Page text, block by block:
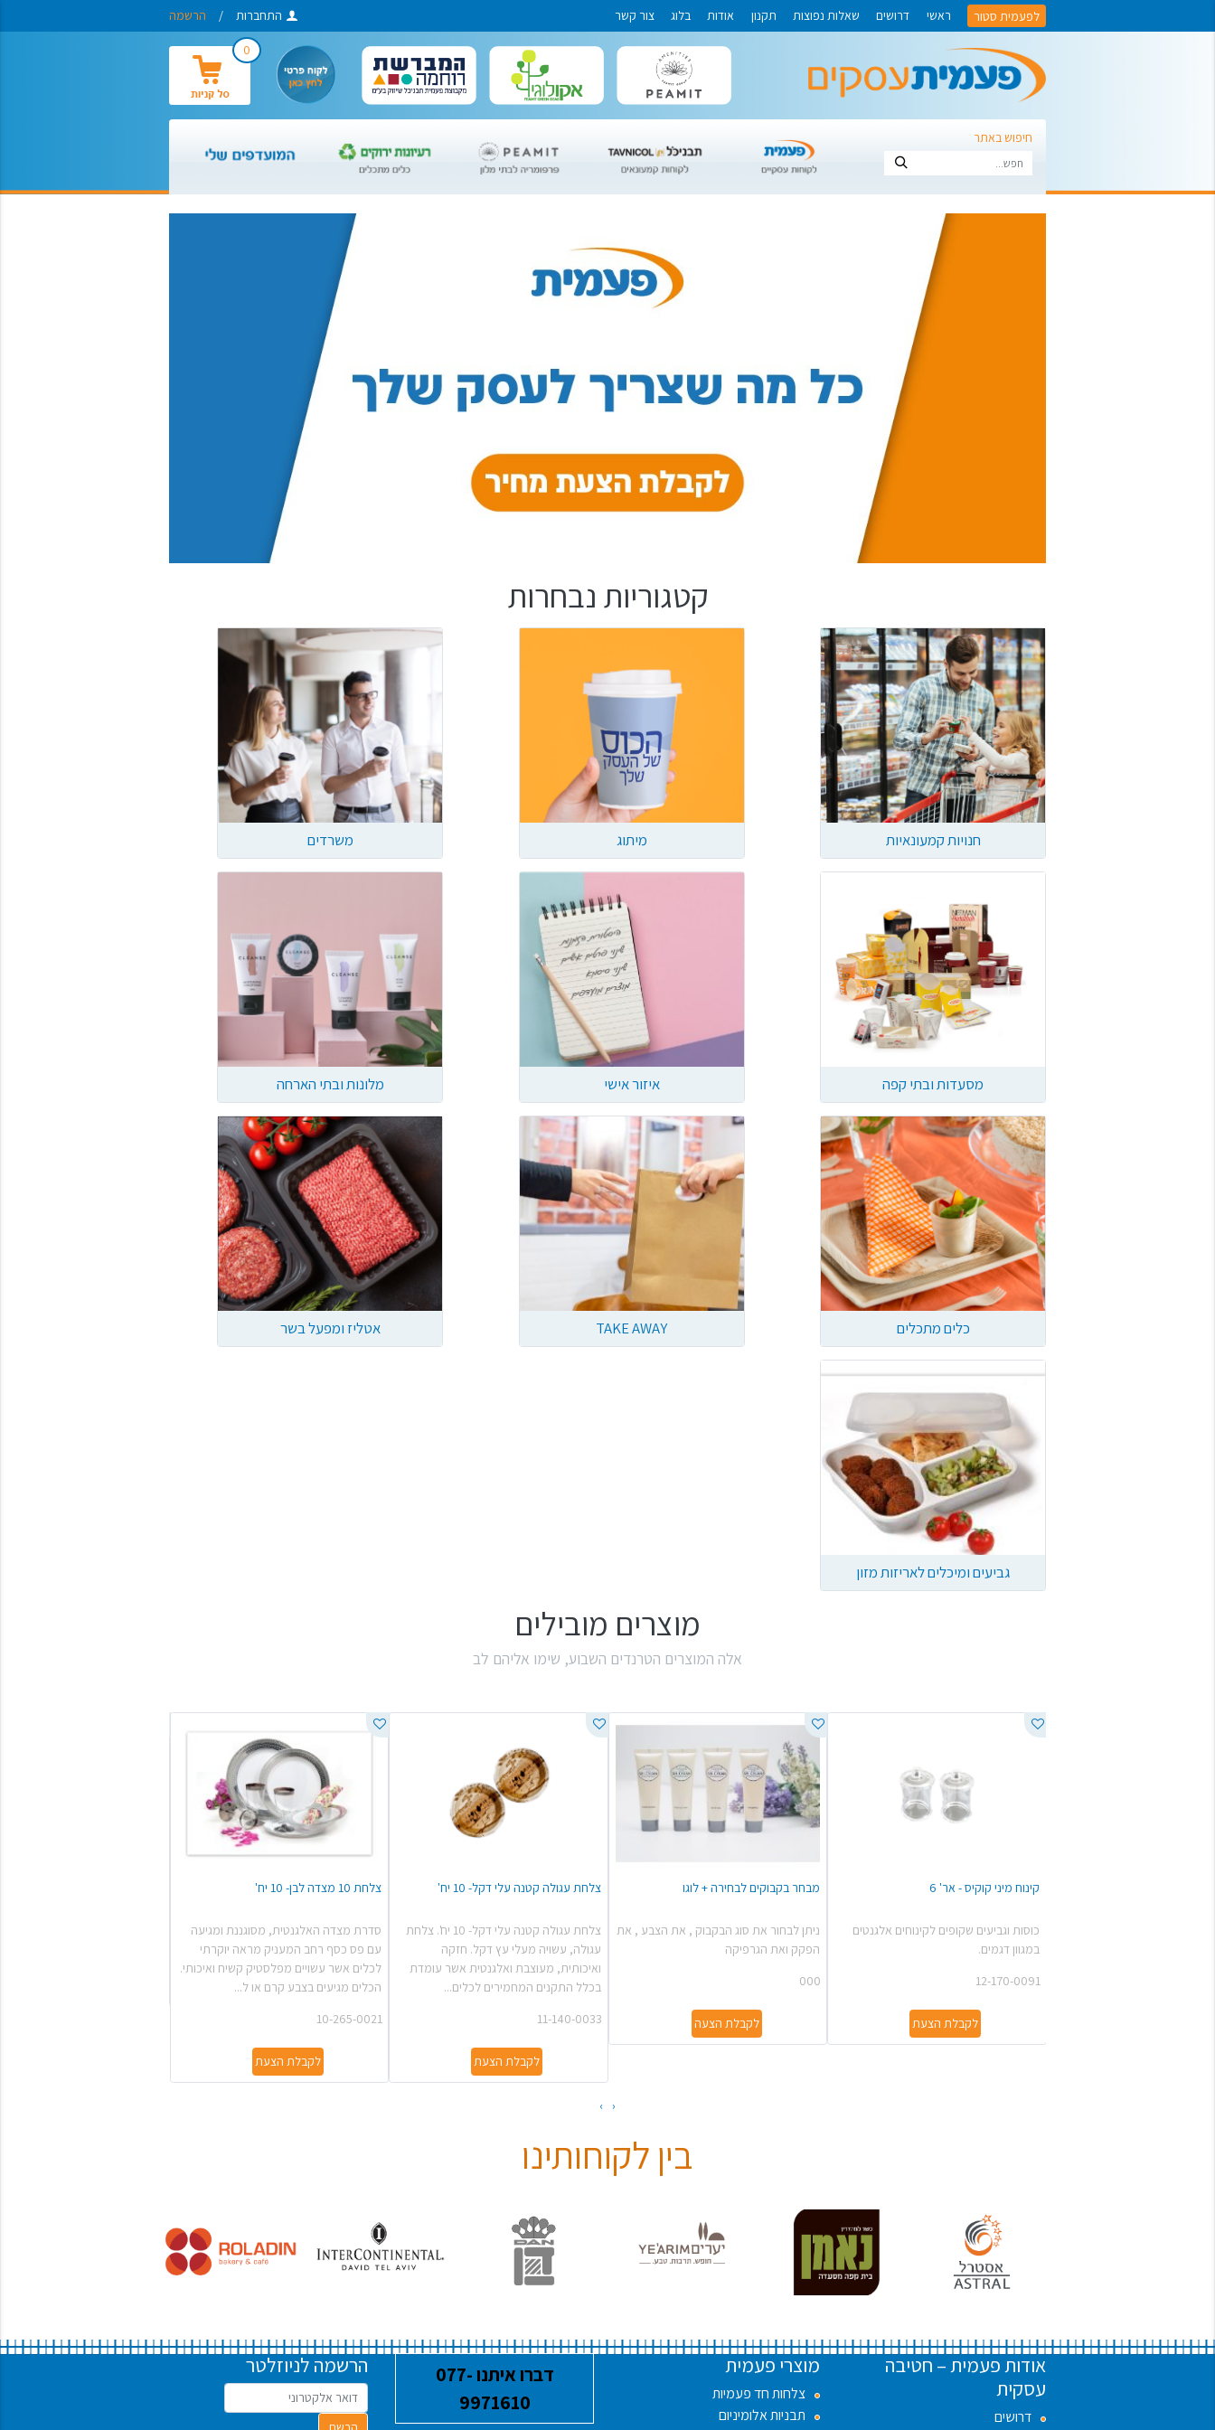
לפעמית סטור ראשי דרושים שאלות נפוצות תקנון אודות בלוג צור קשר התחברות / הרשמה
0
חיפוש באתר
קטגוריות נבחרות
חנויות קמעונאיות מיתוג משרדים
מסעדות ובתי קפה איזור אישי מלונות ובתי הארחה
כלים מתכלים TAKE AWAY אטליז ומפעל בשר
גביעים ומיכלים לאריזות מזון
מוצרים מובילים
אלה המוצרים הטרנדים השבוע, שימו אליהם לב
צלחת 10 מצדה לבן- 10 יח'
סדרת מצדה האלגנטית, מסוגננת ומגיעה
עם פס כסף רחב המעניק מראה יוקרתי
לכלים אשר עשויים מפלסטיק קשיח ואיכותי.
הכלים מגיעים בצבע קרם או ל...
10-265-0021
לקבלת הצעת
צלחת עגולה קטנה עלי דקל- 10 יח'
צלחת עגולה קטנה עלי דקל- 10 יח'. צלחת
עגולה, עשויה מעלי עץ דקל. חזקה
ואיכותית, מעוצבת ואלגנטית אשר עומדת
בכלל התקנים המחמירים לכלים...
11-140-0033
לקבלת הצעת
מבחר בקבוקים לבחירה + לוגו
ניתן לבחור את סוג הבקבוק , את הצבע , את
הפקק ואת הגרפיקה
000
לקבלת הצעה
קינוח מיני קוקיס - אר' 6
כוסות וגביעים שקופים לקינוחים אלגנטים
במגוון דגמים.
12-170-0091
לקבלת הצעת
‹
›
בין לקוחותינו
אודות פעמית – חטיבה
עסקית
דרושים
מוצרי פעמית
צלחות חד פעמיות
תבניות אלומיניום
דברו איתנו 077-
9971610
הרשמה לניוזלטר